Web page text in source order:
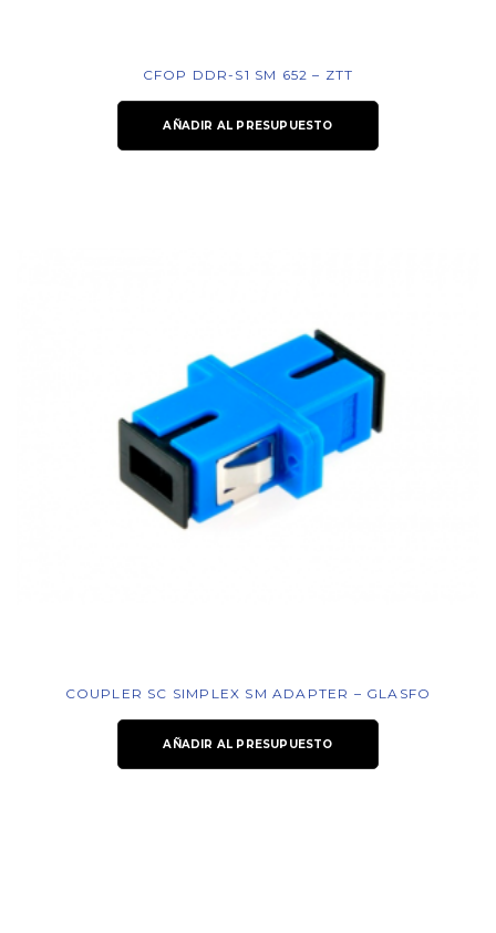
CFOP DDR-S1 SM 652 – ZTT
AÑADIR AL PRESUPUESTO
COUPLER SC SIMPLEX SM ADAPTER – GLASFO
AÑADIR AL PRESUPUESTO